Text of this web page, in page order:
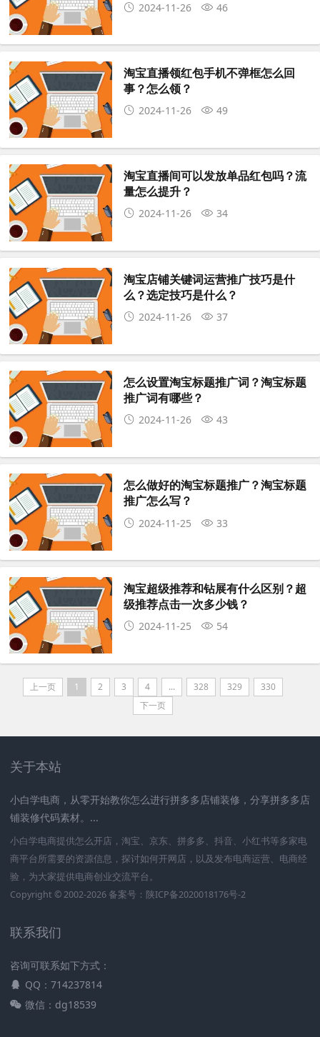
2024-11-26 46
淘宝直播领红包手机不弹框怎么回
事？怎么领？
2024-11-26 49
淘宝直播间可以发放单品红包吗？流
量怎么提升？
2024-11-26 34
淘宝店铺关键词运营推广技巧是什
么？选定技巧是什么？
2024-11-26 37
怎么设置淘宝标题推广词？淘宝标题
推广词有哪些？
2024-11-26 43
怎么做好的淘宝标题推广？淘宝标题
推广怎么写？
2024-11-25 33
淘宝超级推荐和钻展有什么区别？超
级推荐点击一次多少钱？
2024-11-25 54
上一页 1 2 3 4 ... 328 329
330
下一页
关于本站
小白学电商，从零开始教你怎么进行拼多多店铺装修，分享拼多多店
铺装修代码素材。...
小白学电商提供怎么开店，淘宝、京东、拼多多、抖音、小红书等多家电
商平台所需要的资源信息，探讨如何开网店，以及发布电商运营、电商经
验，为大家提供电商创业交流平台。
Copyright © 2002-2026 备案号： 陕ICP备2020018176号-2
联系我们
咨询可联系如下方式：
QQ：714237814
微信：dg18539